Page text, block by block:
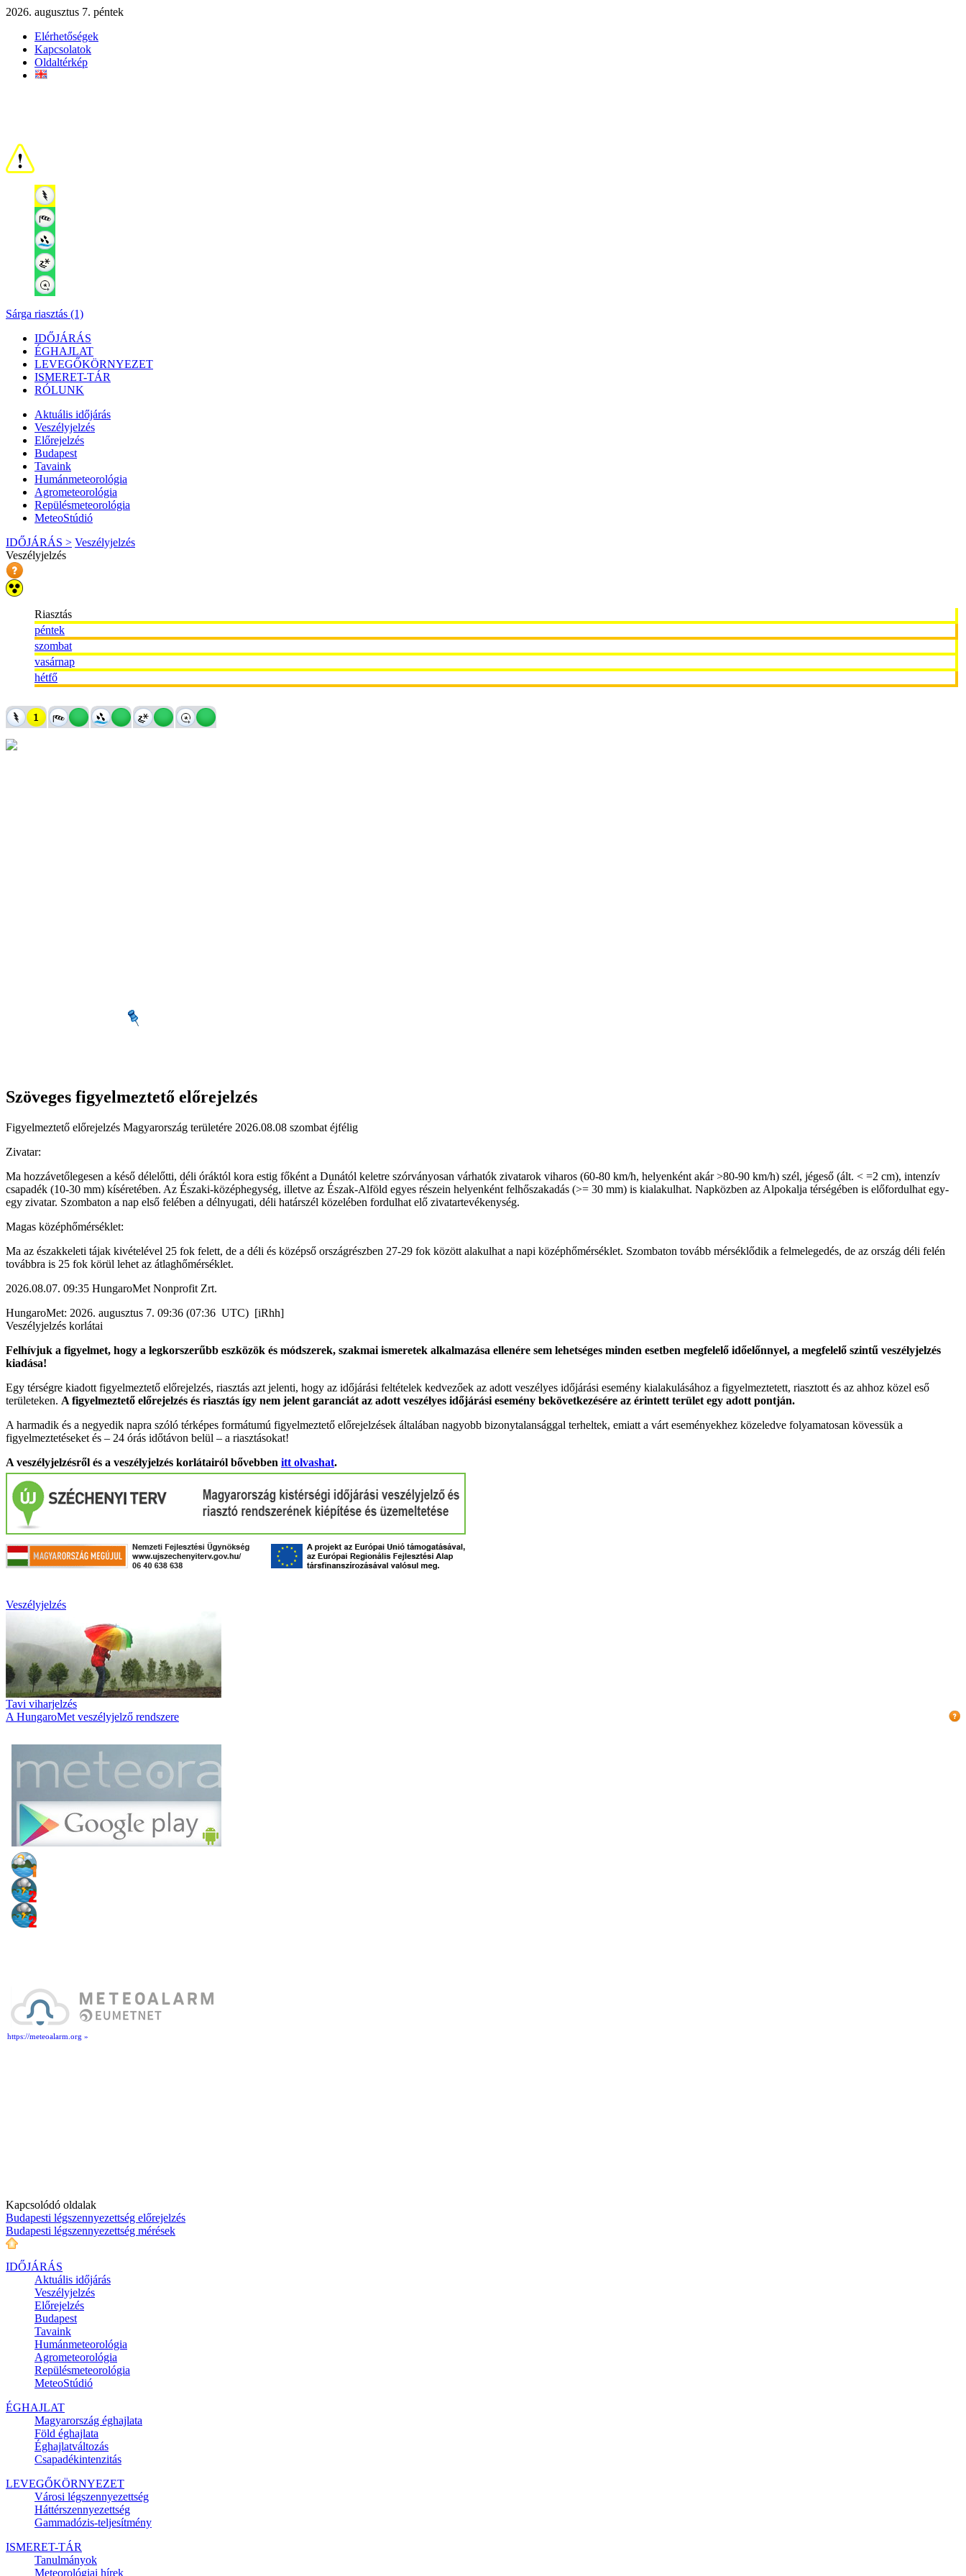
2026. augusztus 7. péntek
Elérhetőségek
Kapcsolatok
Oldaltérkép
Sárga riasztás (1)
IDŐJÁRÁS
ÉGHAJLAT
LEVEGŐKÖRNYEZET
ISMERET-TÁR
RÓLUNK
Aktuális időjárás
Veszélyjelzés
Előrejelzés
Budapest
Tavaink
Humánmeteorológia
Agrometeorológia
Repülésmeteorológia
MeteoStúdió
IDŐJÁRÁS > Veszélyjelzés
Veszélyjelzés
Riasztás
péntek
szombat
vasárnap
hétfő
Szöveges figyelmeztető előrejelzés
Figyelmeztető előrejelzés Magyarország területére 2026.08.08 szombat éjfélig
Zivatar:
Ma hozzávetőlegesen a késő délelőtti, déli óráktól kora estig főként a Dunától keletre szórványosan várhatók zivatarok viharos (60-80 km/h, helyenként akár >80-90 km/h) szél, jégeső (ált. < =2 cm), intenzív
csapadék (10-30 mm) kíséretében. Az Északi-középhegység, illetve az Észak-Alföld egyes részein helyenként felhőszakadás (>= 30 mm) is kialakulhat. Napközben az Alpokalja térségében is előfordulhat egy-
egy zivatar. Szombaton a nap első felében a délnyugati, déli határszél közelében fordulhat elő zivatartevékenység.
Magas középhőmérséklet:
Ma az északkeleti tájak kivételével 25 fok felett, de a déli és középső országrészben 27-29 fok között alakulhat a napi középhőmérséklet. Szombaton tovább mérséklődik a felmelegedés, de az ország déli felén
továbbra is 25 fok körül lehet az átlaghőmérséklet.
2026.08.07. 09:35 HungaroMet Nonprofit Zrt.
HungaroMet: 2026. augusztus 7. 09:36 (07:36 UTC) [iRhh]
Veszélyjelzés korlátai
Felhívjuk a figyelmet, hogy a legkorszerűbb eszközök és módszerek, szakmai ismeretek alkalmazása ellenére sem lehetséges minden esetben megfelelő időelőnnyel, a megfelelő szintű veszélyjelzés
kiadása!
Egy térségre kiadott figyelmeztető előrejelzés, riasztás azt jelenti, hogy az időjárási feltételek kedvezőek az adott veszélyes időjárási esemény kialakulásához a figyelmeztetett, riasztott és az ahhoz közel eső
területeken. A figyelmeztető előrejelzés és riasztás így nem jelent garanciát az adott veszélyes időjárási esemény bekövetkezésére az érintett terület egy adott pontján.
A harmadik és a negyedik napra szóló térképes formátumú figyelmeztető előrejelzések általában nagyobb bizonytalansággal terheltek, emiatt a várt eseményekhez közeledve folyamatosan kövessük a
figyelmeztetéseket és – 24 órás időtávon belül – a riasztásokat!
A veszélyjelzésről és a veszélyjelzés korlátairól bővebben itt olvashat.
Veszélyjelzés
Tavi viharjelzés
A HungaroMet veszélyjelző rendszere
https://meteoalarm.org »
Kapcsolódó oldalak
Budapesti légszennyezettség előrejelzés
Budapesti légszennyezettség mérések
IDŐJÁRÁS
Aktuális időjárás
Veszélyjelzés
Előrejelzés
Budapest
Tavaink
Humánmeteorológia
Agrometeorológia
Repülésmeteorológia
MeteoStúdió
ÉGHAJLAT
Magyarország éghajlata
Föld éghajlata
Éghajlatváltozás
Csapadékintenzitás
LEVEGŐKÖRNYEZET
Városi légszennyezettség
Háttérszennyezettség
Gammadózis-teljesítmény
ISMERET-TÁR
Tanulmányok
Meteorológiai hírek